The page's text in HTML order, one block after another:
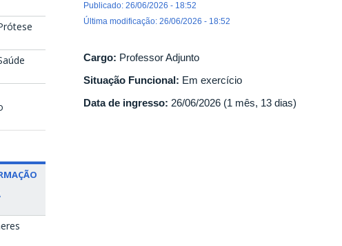
Publicado: 26/06/2026 - 18:52
Última modificação: 26/06/2026 - 18:52
Cargo: Professor Adjunto
Situação Funcional: Em exercício
Data de ingresso: 26/06/2026 (1 mês, 13 dias)